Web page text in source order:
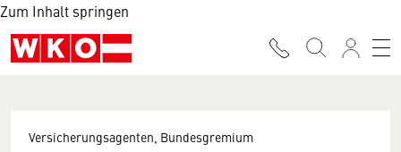
Zum Inhalt springen
Versicherungsagenten, Bundesgremium